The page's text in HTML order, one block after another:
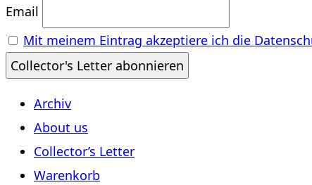
Email
Mit meinem Eintrag akzeptiere ich die
Archiv
About us
Collector’s Letter
Warenkorb